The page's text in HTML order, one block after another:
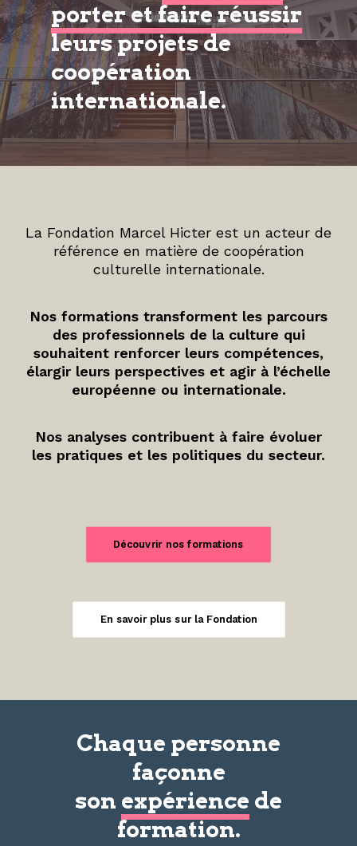
porter et faire réussir
leurs projets de
coopération
internationale.
La Fondation Marcel Hicter est un acteur de
référence en matière de coopération
culturelle internationale.
Nos formations transforment les parcours
des professionnels de la culture qui
souhaitent renforcer leurs compétences,
élargir leurs perspectives et agir à l’échelle
européenne ou internationale.
Nos analyses contribuent à faire évoluer
les pratiques et les politiques du secteur.
Découvrir nos formations
En savoir plus sur la Fondation
Chaque personne
façonne
son expérience de
formation.